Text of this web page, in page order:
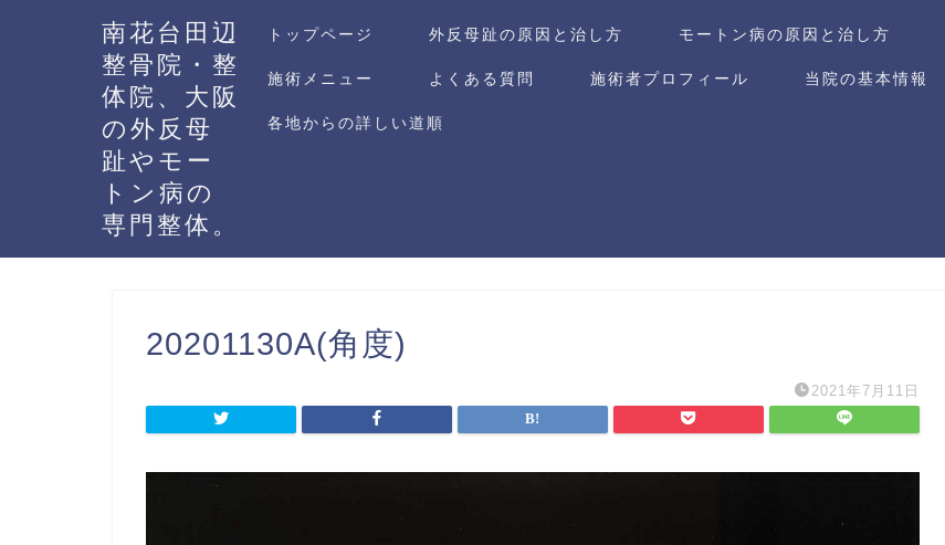
南花台田辺
整骨院・整
体院、大阪
の外反母
趾やモー
トン病の
専門整体。
トップページ 外反母趾の原因と治し方 モートン病の原因と治し方
施術メニュー よくある質問 施術者プロフィール 当院の基本情報
各地からの詳しい道順
20201130A(角度)
2021年7月11日